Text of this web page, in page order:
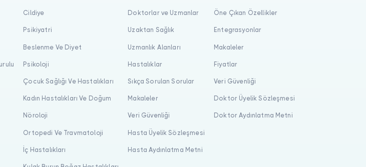
Cildiye
Psikiyatri
Beslenme Ve Diyet
Psikoloji
Çocuk Sağlığı Ve Hastalıkları
Kadın Hastalıkları Ve Doğum
Nöroloji
Ortopedi Ve Travmatoloji
İç Hastalıkları
Doktorlar ve Uzmanlar
Uzaktan Sağlık
Uzmanlık Alanları
Hastalıklar
Sıkça Sorulan Sorular
Makaleler
Veri Güvenliği
Hasta Üyelik Sözleşmesi
Hasta Aydınlatma Metni
Öne Çıkan Özellikler
Entegrasyonlar
Makaleler
Fiyatlar
Veri Güvenliği
Doktor Üyelik Sözleşmesi
Doktor Aydınlatma Metni